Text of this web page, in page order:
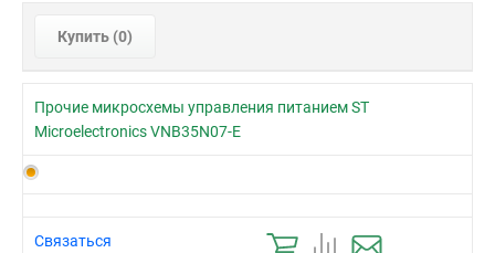
Купить (0)
Прочие микросхемы управления питанием ST
Microelectronics VNB35N07-E
Связаться